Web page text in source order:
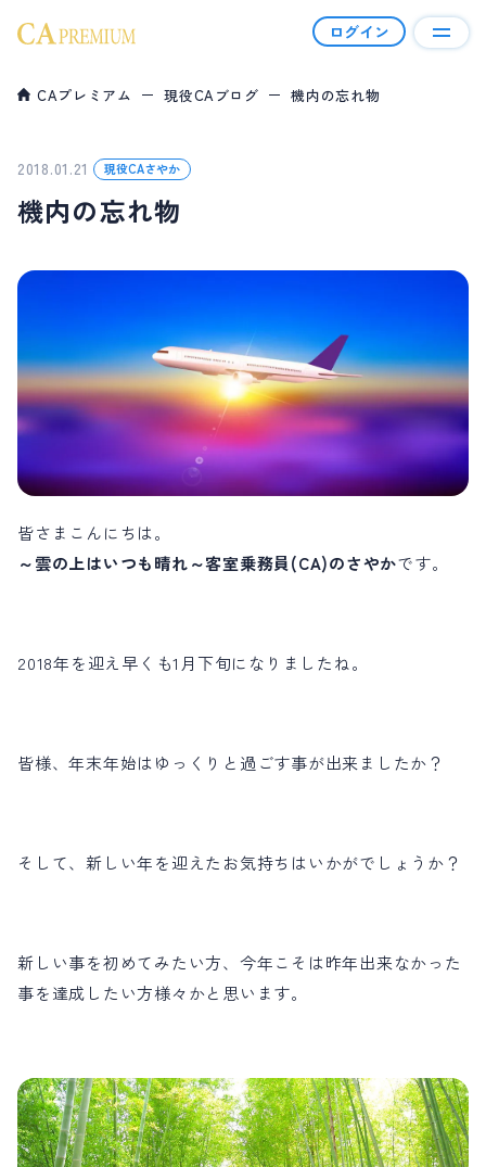
ログイン
会員について
幸せ報告
コラム
現役CAブログ
ハイクラス男性向けコラム
よくあるご質問
会員登録はこちら
CAプレミアム 現役CAブログ 機内の忘れ物
2018.01.21 現役CAさやか
機内の忘れ物
皆さまこんにちは。
～雲の上はいつも晴れ～客室乗務員(CA)のさやかです。
2018年を迎え早くも1月下旬になりましたね。
皆様、年末年始はゆっくりと過ごす事が出来ましたか？
そして、新しい年を迎えたお気持ちはいかがでしょうか？
新しい事を初めてみたい方、今年こそは昨年出来なかった
事を達成したい方様々かと思います。